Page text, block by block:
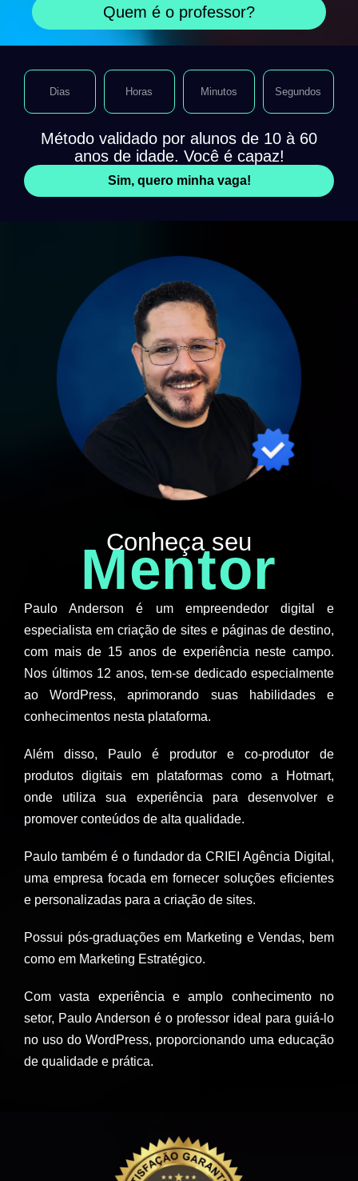
Quem é o professor?
Método validado por alunos de 10 à 60
anos de idade. Você é capaz!
Sim, quero minha vaga!
Dias Horas Minutos Segundos
Conheça seu
Mentor
Paulo Anderson é um empreendedor digital e
especialista em criação de sites e páginas de destino,
com mais de 15 anos de experiência neste campo.
Nos últimos 12 anos, tem-se dedicado especialmente
ao WordPress, aprimorando suas habilidades e
conhecimentos nesta plataforma.
Além disso, Paulo é produtor e co-produtor de
produtos digitais em plataformas como a Hotmart,
onde utiliza sua experiência para desenvolver e
promover conteúdos de alta qualidade.
Paulo também é o fundador da CRIEI Agência Digital,
uma empresa focada em fornecer soluções eficientes
e personalizadas para a criação de sites.
Possui pós-graduações em Marketing e Vendas, bem
como em Marketing Estratégico.
Com vasta experiência e amplo conhecimento no
setor, Paulo Anderson é o professor ideal para guiá-lo
no uso do WordPress, proporcionando uma educação
de qualidade e prática.